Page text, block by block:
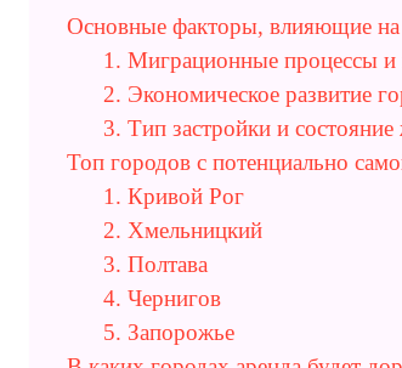
Основные факторы, влияющие
1. Миграционные процессы и
2. Экономическое развитие
3. Тип застройки и
Топ городов с потенциально
1. Кривой Рог
2. Хмельницкий
3. Полтава
4. Чернигов
5. Запорожье